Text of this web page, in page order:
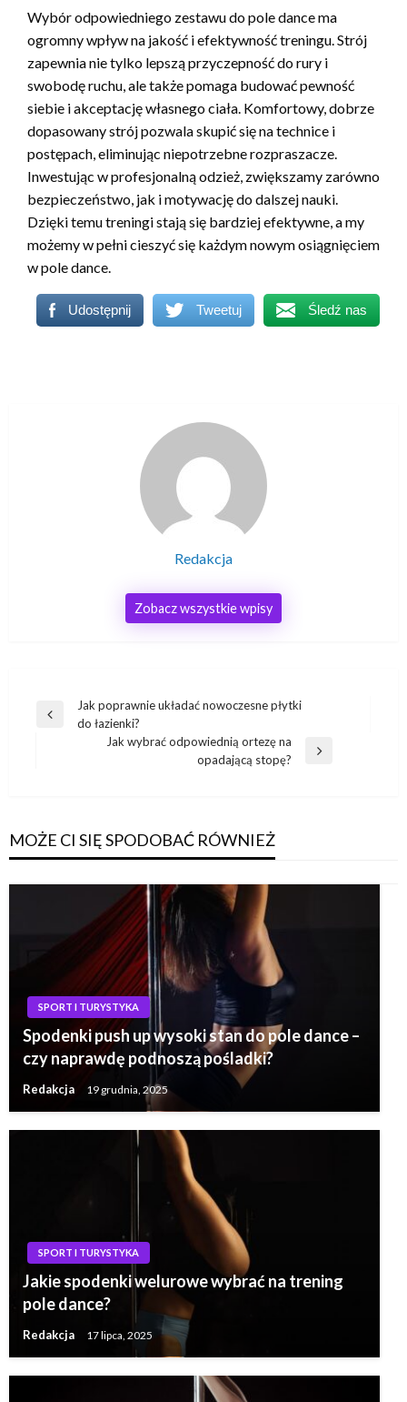
Wybór odpowiedniego zestawu do pole dance ma
ogromny wpływ na jakość i efektywność treningu. Strój
zapewnia nie tylko lepszą przyczepność do rury i
swobodę ruchu, ale także pomaga budować pewność
siebie i akceptację własnego ciała. Komfortowy, dobrze
dopasowany strój pozwala skupić się na technice i
postępach, eliminując niepotrzebne rozpraszacze.
Inwestując w profesjonalną odzież, zwiększamy zarówno
bezpieczeństwo, jak i motywację do dalszej nauki.
Dzięki temu treningi stają się bardziej efektywne, a my
możemy w pełni cieszyć się każdym nowym osiągnięciem
w pole dance.
Udostępnij Tweetuj Śledź nas
Redakcja
Zobacz wszystkie wpisy
Nawigacja
wpisu
Poprzedni
Jak poprawnie układać nowoczesne płytki
do łazienki?
Jak wybrać odpowiednią ortezę na
opadającą stopę?
MOŻE CI SIĘ SPODOBAĆ RÓWNIEŻ
SPORT I TURYSTYKA
Spodenki push up wysoki stan do pole dance –
czy naprawdę podnoszą pośladki?
Redakcja 19 grudnia, 2025
SPORT I TURYSTYKA
Jakie spodenki welurowe wybrać na trening
pole dance?
Redakcja 17 lipca, 2025